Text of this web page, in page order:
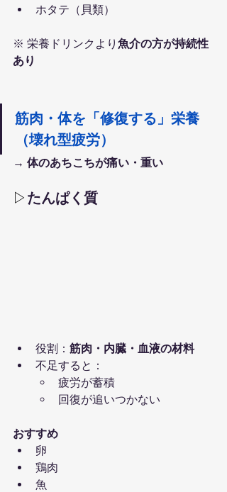
ホタテ（貝類）
※ 栄養ドリンクより 魚介の方が持続性
あり
筋肉・体を「修復する」栄養
（壊れ型疲労）
→ 体のあちこちが痛い・重い
▷ たんぱく質
役割： 筋肉・内臓・血液の材料
不足すると：
疲労が蓄積
回復が追いつかない
おすすめ
卵
鶏肉
魚